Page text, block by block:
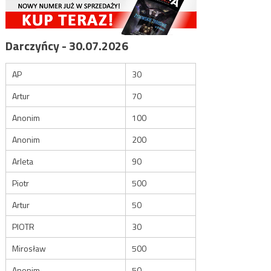
Darczyńcy - 30.07.2026
AP
30
Artur
70
Anonim
100
Anonim
200
Arleta
90
Piotr
500
Artur
50
PIOTR
30
Mirosław
500